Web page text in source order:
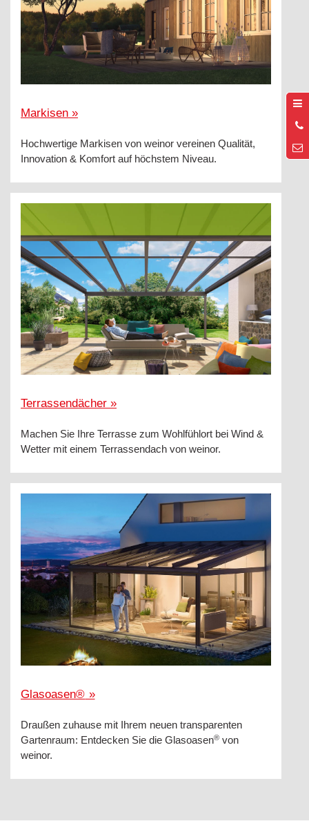
Markisen »
Hochwertige Markisen von weinor vereinen Qualität,
Innovation & Komfort auf höchstem Niveau.
Terrassendächer »
Machen Sie Ihre Terrasse zum Wohlfühlort bei Wind &
Wetter mit einem Terrassendach von weinor.
Glasoasen® »
Draußen zuhause mit Ihrem neuen transparenten
Gartenraum: Entdecken Sie die Glasoasen® von
weinor.